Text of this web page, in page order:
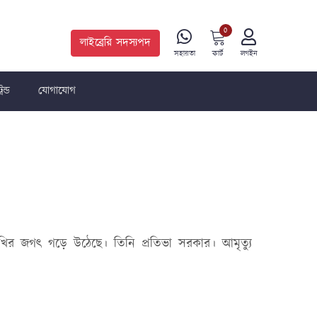
লাইব্রেরি সদস্যপদ
সহায়তা কার্ট
0
লগইন
যোগাযোগ
জগৎ গড়ে উঠেছে। তিনি প্রতিভা সরকার। আমৃত্যু